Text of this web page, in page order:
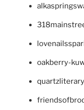
oakberry-